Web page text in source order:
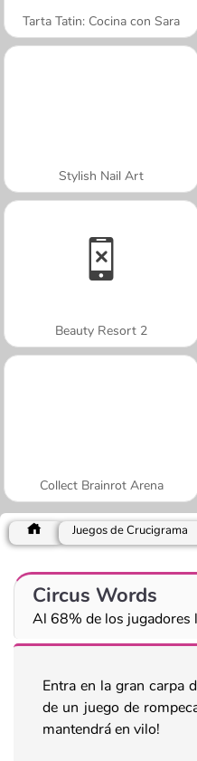
Tarta Tatin: Cocina con Sara
Stylish Nail Art
Beauty Resort 2
Collect Brainrot Arena
Juegos de Crucigrama
Circus Words
Al 68% de los jugadores
Entra en la gran carpa
de un juego de
mantendrá en vilo!